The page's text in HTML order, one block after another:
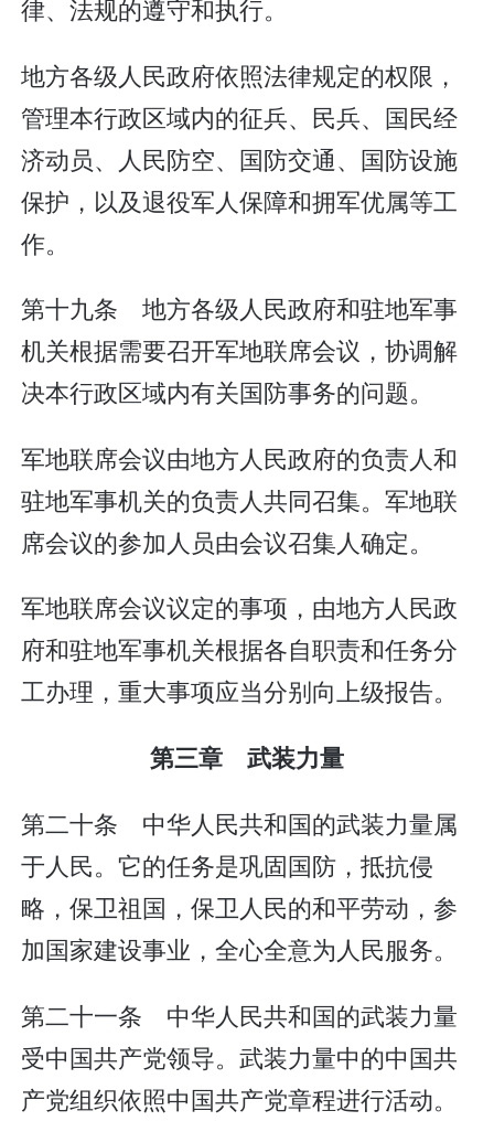
律、法规的遵守和执行。
地方各级人民政府依照法律规定的权限，
管理本行政区域内的征兵、民兵、国民经
济动员、人民防空、国防交通、国防设施
保护，以及退役军人保障和拥军优属等工
作。
第十九条 地方各级人民政府和驻地军事
机关根据需要召开军地联席会议，协调解
决本行政区域内有关国防事务的问题。
军地联席会议由地方人民政府的负责人和
驻地军事机关的负责人共同召集。军地联
席会议的参加人员由会议召集人确定。
军地联席会议议定的事项，由地方人民政
府和驻地军事机关根据各自职责和任务分
工办理，重大事项应当分别向上级报告。
第三章 武装力量
第二十条 中华人民共和国的武装力量属
于人民。它的任务是巩固国防，抵抗侵
略，保卫祖国，保卫人民的和平劳动，参
加国家建设事业，全心全意为人民服务。
第二十一条 中华人民共和国的武装力量
受中国共产党领导。武装力量中的中国共
产党组织依照中国共产党章程进行活动。